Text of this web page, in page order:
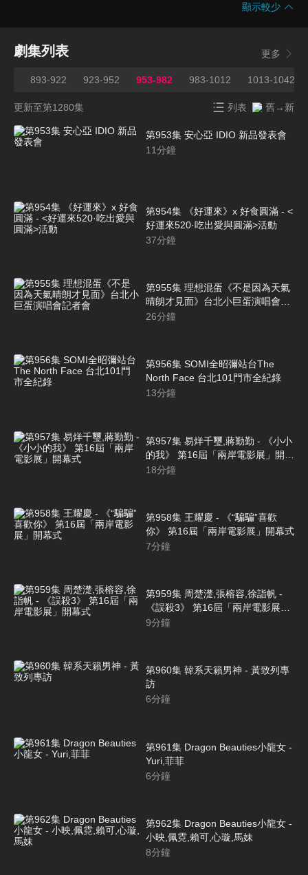
顯示較少
劇集列表 更多
893-922 923-952 953-982 983-1012 1013-1042
更新至第1280集 列表 舊→新
第953集 安心亞 IDIO 新品發表會
11分鐘
第954集 《好運來》x 好食圓滿 - <
好運來520·吃出愛與圓滿>活動
37分鐘
第955集 理想混蛋《不是因為天氣
晴朗才見面》台北小巨蛋演唱會記
者會
26分鐘
第956集 SOMI全昭彌站台The
North Face 台北101門市全紀錄
13分鐘
第957集 易烊千璽,蔣勤勤 - 《小小
的我》 第16屆「兩岸電影展」開幕
式
18分鐘
第958集 王耀慶 - 《“騙騙”喜歡
你》 第16屆「兩岸電影展」開幕式
7分鐘
第959集 周楚濋,張榕容,徐詣帆 -
《誤殺3》 第16屆「兩岸電影展」
開幕式
9分鐘
第960集 韓系天籟男神 - 黃致列專
訪
6分鐘
第961集 Dragon Beauties小龍女 -
Yuri,菲菲
6分鐘
第962集 Dragon Beauties小龍女 -
小映,佩霓,賴可,心璇,馬妹
8分鐘